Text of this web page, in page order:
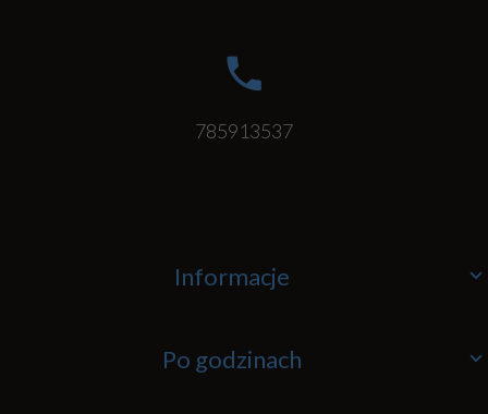
785913537
Informacje
Po godzinach